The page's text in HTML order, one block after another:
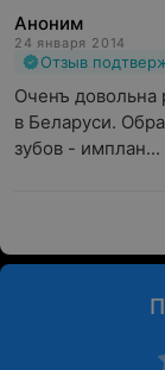
Аноним
24 января 2014
Отзыв
Оченъ довольна
в Беларуси.
зубов - имплан...